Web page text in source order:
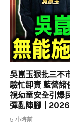
吳崑玉狠批三不
驗忙卸責 藍營諸
視幼童安全引爆
彈亂陣腳｜
5 小時前